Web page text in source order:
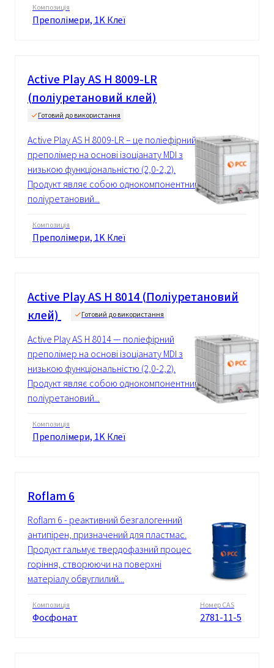
Композиція
Преполімери, 1K Клеї
Active Play AS H 8009-LR
(поліуретановий клей)
Готовий до використання
Active Play AS H 8009-LR – це поліефірний
преполімер на основі ізоціанату MDI з
низькою функціональністю (2,0-2,2).
Продукт являє собою однокомпонентний
поліуретановий...
Композиція
Преполімери, 1K Клеї
Active Play AS H 8014 (Поліуретановий
клей)
Готовий до використання
Active Play AS H 8014 — поліефірний
преполімер на основі ізоціанату MDI з
низькою функціональністю (2,0-2,2).
Продукт являє собою однокомпонентний
поліуретановий...
Композиція
Преполімери, 1K Клеї
Roflam 6
Roflam 6 - реактивний безгалогенний
антипірен, призначений для пластмас.
Продукт гальмує твердофазний процес
горіння, створюючи на поверхні
матеріалу обвуглилий...
Композиція
Фосфонат
Номер CAS
2781-11-5